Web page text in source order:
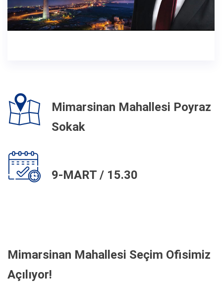
Mimarsinan Mahallesi Poyraz
Sokak
9-MART / 15.30
Mimarsinan Mahallesi Seçim Ofisimiz
Açılıyor!